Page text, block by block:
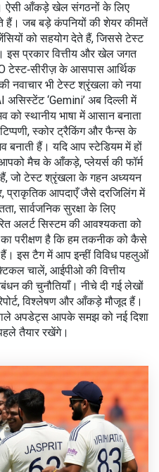
ऐसी आँकड़े खेल संगठनों के लिए
हैं। जब बड़े कंपनियों की शेयर कीमतें
को सहयोग देते हैं, जिससे टेस्ट
इस प्रकार वित्तीय और खेल जगत
के आसपास आर्थिक
नवाचार भी टेस्ट श्रृंखला को नया
असिस्टेंट ‘Gemini’ अब दिल्ली में
को स्थानीय भाषा में आसान बनाता
स्कोर ट्रैकिंग और फैन्स के
बनाती हैं। यदि आप स्टेडियम में हों
मैच के आँकड़े, प्लेयर्स की फॉर्म
जो टेस्ट श्रृंखला के गहन अध्ययन
प्राकृतिक आपदाएँ जैसे दरजिलिंग में
सार्वजनिक सुरक्षा के लिए
अलर्ट सिस्टम की आवश्यकता को
परीक्षण है कि हम तकनीक को कैसे
इस टैग में आप इन्हीं विविध पहलुओं
चालें, आईपीओ की वित्तीय
की चुनौतियाँ। नीचे दी गई लेखों
विश्लेषण और आँकड़े मौजूद हैं।
अपडेट्स आपके समझ को नई दिशा
तैयार रखेंगे।